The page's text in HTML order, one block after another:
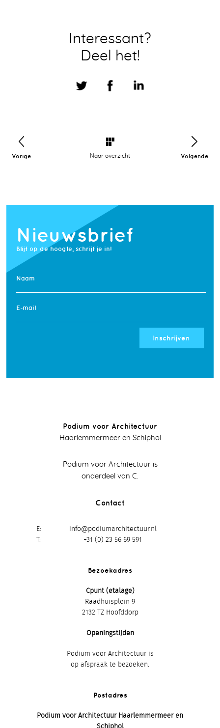
Interessant?
Deel het!
Vorige Naar overzicht Volgende
Nieuwsbrief
Blijf op de hoogte, schrijf je in!
Naam
E-mail
Inschrijven
Podium voor Architectuur
Haarlemmermeer en Schiphol
Podium voor Architectuur is
onderdeel van C.
Contact
E
info@podiumarchitectuur.nl
T
+31 (0) 23 56 69 591
Bezoekadres
Cpunt (etalage)
Raadhuisplein 9
2132 TZ Hoofddorp
Openingstijden
Podium voor Architectuur is
op afspraak te bezoeken.
Postadres
Podium voor Architectuur Haarlemmermeer en
Schiphol